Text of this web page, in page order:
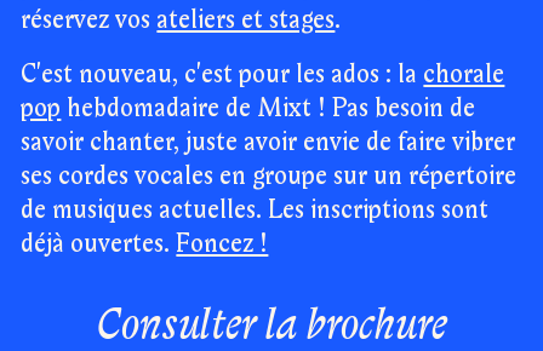
réservez vos ateliers et stages.
C'est nouveau, c'est pour les ados : la chorale
pop hebdomadaire de Mixt ! Pas besoin de
savoir chanter, juste avoir envie de faire vibrer
ses cordes vocales en groupe sur un répertoire
de musiques actuelles. Les inscriptions sont
déjà ouvertes. Foncez !
Consulter la brochure